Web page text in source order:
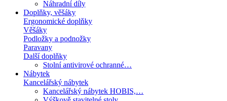
Náhradní díly
Doplňky, věšáky
Ergonomické doplňky
Věšáky
Podložky a podnožky
Paravany
Další doplňky
Stolní antivirové ochranné…
Nábytek
Kancelářský nábytek
Kancelářský nábytek HOBIS,…